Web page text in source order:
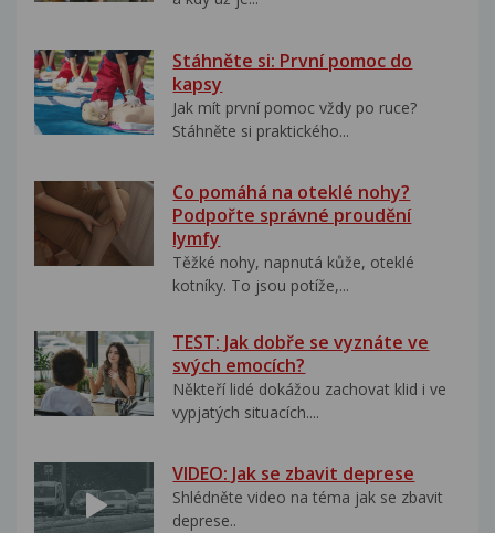
Stáhněte si: První pomoc do
kapsy
Jak mít první pomoc vždy po ruce?
Stáhněte si praktického...
Co pomáhá na oteklé nohy?
Podpořte správné proudění
lymfy
Těžké nohy, napnutá kůže, oteklé
kotníky. To jsou potíže,...
TEST: Jak dobře se vyznáte ve
svých emocích?
Někteří lidé dokážou zachovat klid i ve
vypjatých situacích....
VIDEO: Jak se zbavit deprese
Shlédněte video na téma jak se zbavit
deprese..